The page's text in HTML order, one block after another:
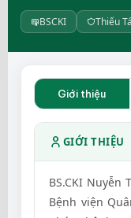
BSCKI Thiếu
Giới thiệu
GIỚI THIỆU
BS.CKI
Bệnh viện